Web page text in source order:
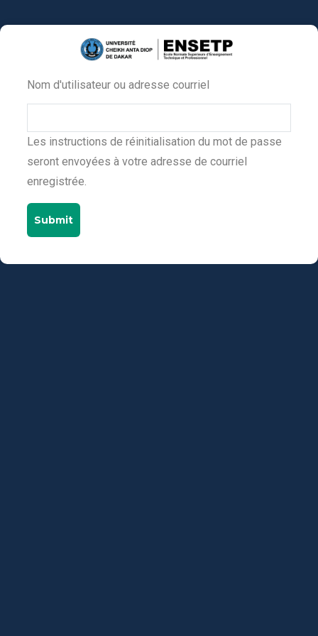
au
Primary
tabs
Nom d'utilisateur ou adresse courriel
Les instructions de réinitialisation du mot de passe
seront envoyées à votre adresse de courriel
enregistrée.